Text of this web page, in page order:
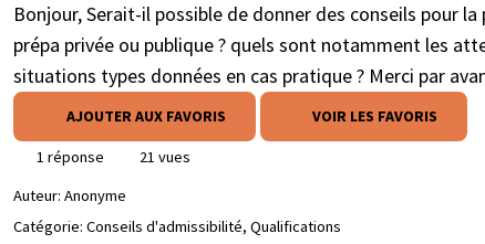
Bonjour, Serait-il possible de donner des conseils pour
prépa privée ou publique ? quels sont notamment les
situations types données en cas pratique ? Merci par
AJOUTER AUX FAVORIS VOIR LES FAVORIS
1 réponse
21 vues
Auteur: Anonyme
Catégorie: Conseils d'admissibilité, Qualifications